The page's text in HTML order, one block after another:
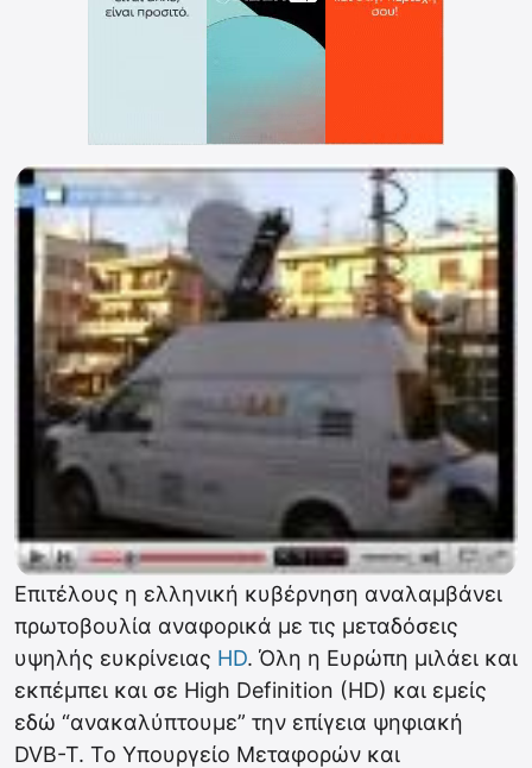
Επιτέλους η ελληνική κυβέρνηση αναλαμβάνει
πρωτοβουλία αναφορικά με τις μεταδόσεις
υψηλής ευκρίνειας HD. Όλη η Ευρώπη μιλάει και
εκπέμπει και σε High Definition (HD) και εμείς
εδώ “ανακαλύπτουμε” την επίγεια ψηφιακή
DVB-T. Το Υπουργείο Μεταφορών και